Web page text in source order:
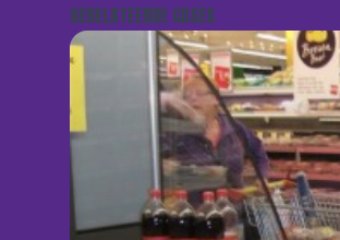
GERELATEERDE CASES